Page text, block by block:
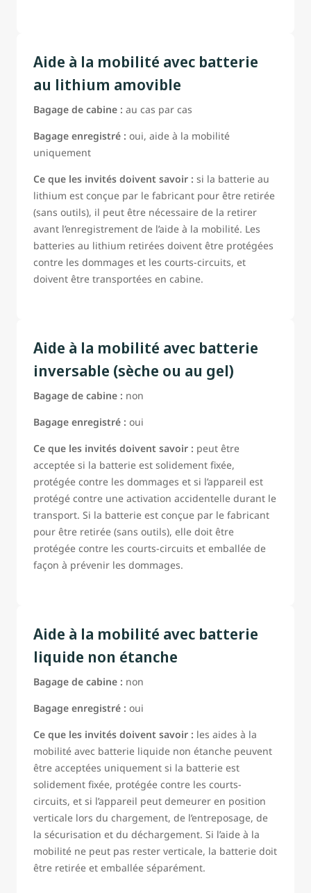
approuvée par le fabricant.
Aide à la mobilité avec batterie
au lithium amovible
Bagage de cabine : au cas par cas
Bagage enregistré : oui, aide à la mobilité
uniquement
Ce que les invités doivent savoir : si la batterie au
lithium est conçue par le fabricant pour être retirée
(sans outils), il peut être nécessaire de la retirer
avant l’enregistrement de l’aide à la mobilité. Les
batteries au lithium retirées doivent être protégées
contre les dommages et les courts-circuits, et
doivent être transportées en cabine.
Aide à la mobilité avec batterie
inversable (sèche ou au gel)
Bagage de cabine : non
Bagage enregistré : oui
Ce que les invités doivent savoir : peut être
acceptée si la batterie est solidement fixée,
protégée contre les dommages et si l’appareil est
protégé contre une activation accidentelle durant le
transport. Si la batterie est conçue par le fabricant
pour être retirée (sans outils), elle doit être
protégée contre les courts-circuits et emballée de
façon à prévenir les dommages.
Aide à la mobilité avec batterie
liquide non étanche
Bagage de cabine : non
Bagage enregistré : oui
Ce que les invités doivent savoir : les aides à la
mobilité avec batterie liquide non étanche peuvent
être acceptées uniquement si la batterie est
solidement fixée, protégée contre les courts-
circuits, et si l’appareil peut demeurer en position
verticale lors du chargement, de l’entreposage, de
la sécurisation et du déchargement. Si l’aide à la
mobilité ne peut pas rester verticale, la batterie doit
être retirée et emballée séparément.